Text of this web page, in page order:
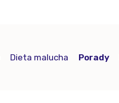
Dieta malucha Porady